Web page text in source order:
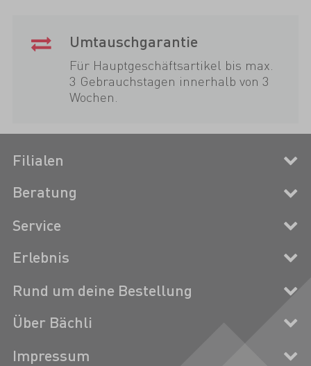
Umtauschgarantie
Für Hauptgeschäftsartikel bis max.
3 Gebrauchstagen innerhalb von 3
Wochen.
Filialen
Beratung
Service
Erlebnis
Rund um deine Bestellung
Über Bächli
Impressum